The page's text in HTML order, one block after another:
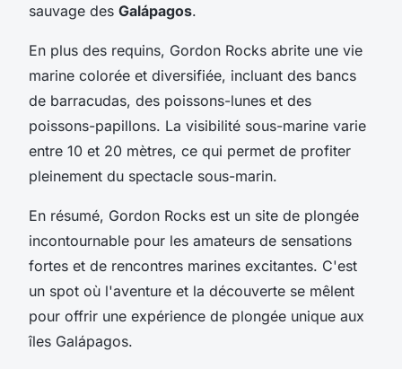
sauvage des Galápagos.
En plus des requins, Gordon Rocks abrite une vie
marine colorée et diversifiée, incluant des bancs
de barracudas, des poissons-lunes et des
poissons-papillons. La visibilité sous-marine varie
entre 10 et 20 mètres, ce qui permet de profiter
pleinement du spectacle sous-marin.
En résumé, Gordon Rocks est un site de plongée
incontournable pour les amateurs de sensations
fortes et de rencontres marines excitantes. C'est
un spot où l'aventure et la découverte se mêlent
pour offrir une expérience de plongée unique aux
îles Galápagos.